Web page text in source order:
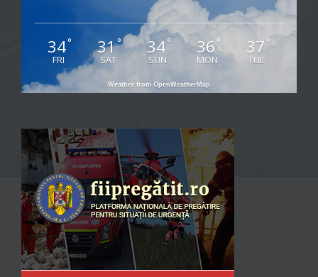
34°
FRI
31°
SAT
34°
SUN
36 °
MON
37 °
TUE
Weather from OpenWeatherMap